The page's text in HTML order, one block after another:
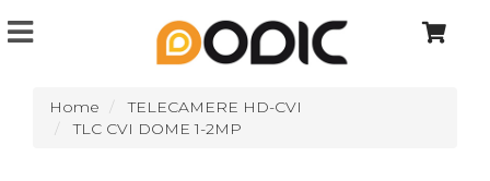
Home
TELECAMERE HD-CVI
TLC CVI DOME 1-2MP